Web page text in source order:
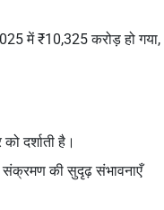
में ₹10,325 करोड़ हो गया,
दर्शाती है।
संक्रमण की सुदृढ़ संभावनाएँ